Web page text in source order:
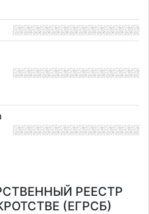
РЕЕСТР
(ЕГРСБ)